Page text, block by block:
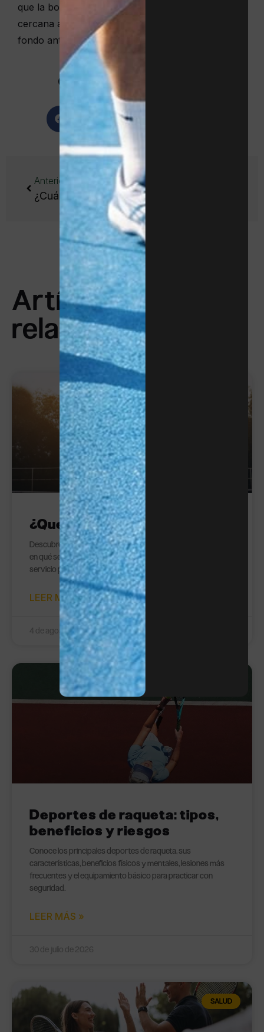
que la bola se aproxime hacia la pared lateral más
cercana al jugador, impactando en la pared de
fondo antes que en cualquiera de las laterales.
Comparte este artículo:
Anterior
¿Cuáles son las mejores palas de pádel para mujer?
Artículos
relacionados
¿Qué es un ace en tenis?
Descubre qué es un ace en tenis, cuándo se considera válido,
en qué se diferencia de un saque ganador y cómo mejorar tu
servicio para conseguir más puntos directos.
LEER MÁS »
4 de agosto de 2026
Deportes de raqueta: tipos,
beneficios y riesgos
Conoce los principales deportes de raqueta, sus
características, beneficios físicos y mentales, lesiones más
frecuentes y el equipamiento básico para practicar con
seguridad.
LEER MÁS »
SALUD